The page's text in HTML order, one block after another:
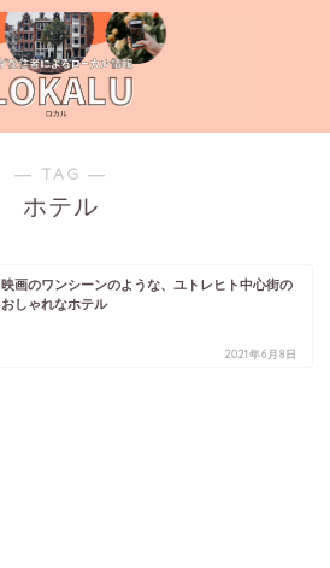
― TAG ―
ホテル
映画のワンシーンのような、ユトレヒト中心街の
おしゃれなホテル
2021年6月8日